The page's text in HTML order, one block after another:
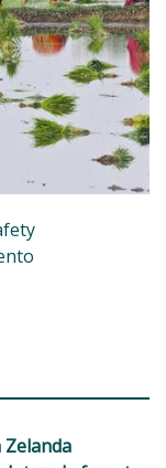
Zelanda